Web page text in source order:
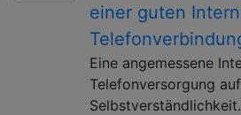
einer guten
Eine angemessene
Telefonversorgung